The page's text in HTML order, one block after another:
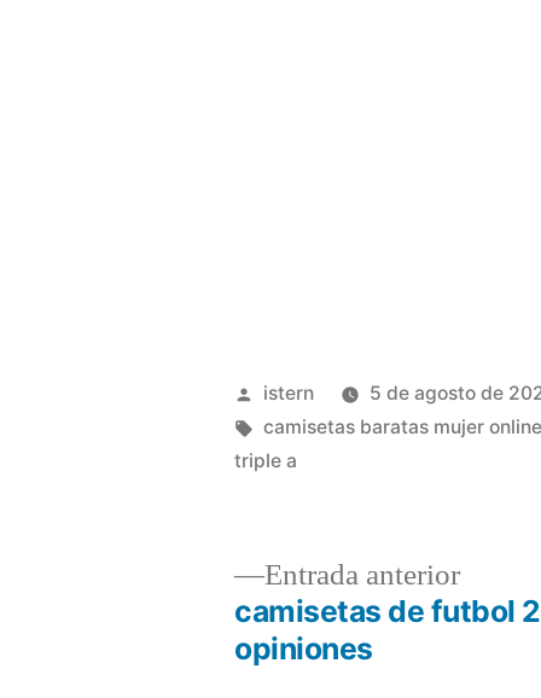
Publicado
por
istern 5 de agosto de
Etiquetas:
camisetas baratas mujer online
triple a
Navegación
Entrada anteriorEntrada
camisetas de futbol
opiniones